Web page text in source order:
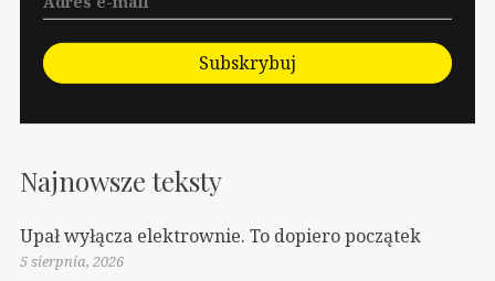
Subskrybuj
Najnowsze teksty
Upał wyłącza elektrownie. To dopiero początek
5 sierpnia, 2026